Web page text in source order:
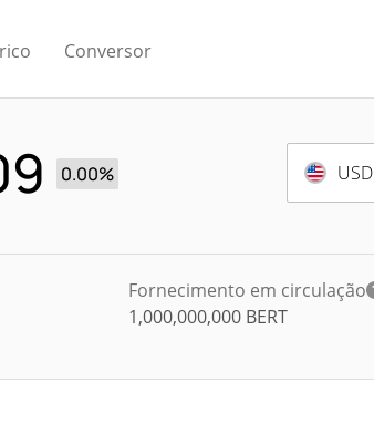
Conversor
0.00%
USD
Fornecimento em circulação
1,000,000,000 BERT